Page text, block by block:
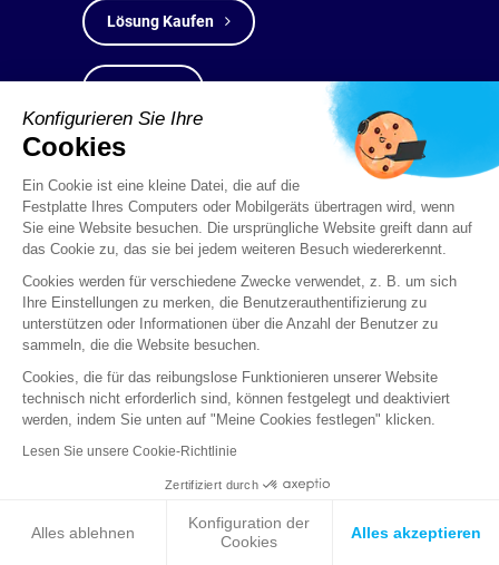
Lösung Kaufen
Die älteren
Modelle von
Stormshield
Network
Konfigurieren Sie Ihre
Cookies
Ein Cookie ist eine kleine Datei, die auf die
Festplatte Ihres Computers oder Mobilgeräts übertragen wird, wenn
Sie eine Website besuchen. Die ursprüngliche Website greift dann auf
das Cookie zu, das sie bei jedem weiteren Besuch wiedererkennt.
Cookies werden für verschiedene Zwecke verwendet, z. B. um sich
Ihre Einstellungen zu merken, die Benutzerauthentifizierung zu
unterstützen oder Informationen über die Anzahl der Benutzer zu
sammeln, die die Website besuchen.
Cookies, die für das reibungslose Funktionieren unserer Website
technisch nicht erforderlich sind, können festgelegt und deaktiviert
werden, indem Sie unten auf "Meine Cookies festlegen" klicken.
Lesen Sie unsere Cookie-Richtlinie
Zertifiziert durch
Alles ablehnen
Konfiguration der
Cookies
Alles akzeptieren